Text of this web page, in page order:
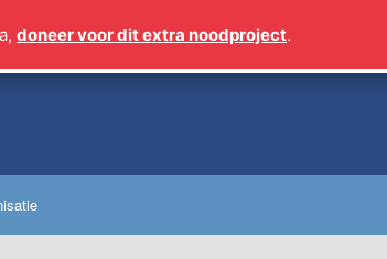
doneer voor dit extra noodproject.